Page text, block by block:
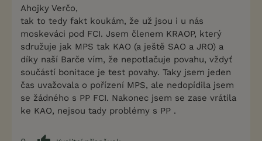
Ahojky Verčo,
tak to tedy fakt koukám, že už jsou i u nás
moskeváci pod FCI. Jsem členem KRAOP, který
sdružuje jak MPS tak KAO (a ještě SAO a JRO) a
díky naší Barče vím, že nepotlačuje povahu, vždyť
součástí bonitace je test povahy. Taky jsem jeden
čas uvažovala o pořízení MPS, ale nedopídila jsem
se žádného s PP FCI. Nakonec jsem se zase vrátila
ke KAO, nejsou tady problémy s PP .